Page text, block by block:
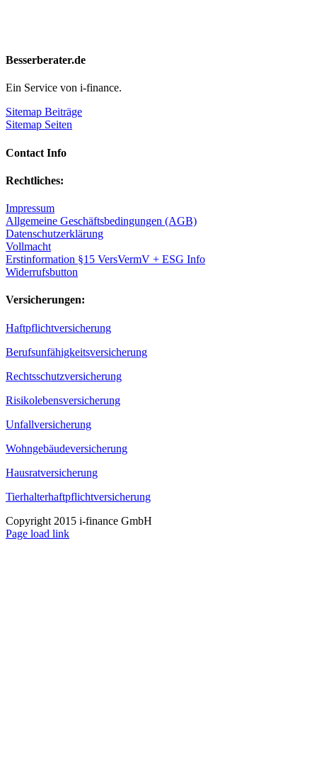
Besserberater.de
Ein Service von i-finance.
Sitemap Beiträge
Sitemap Seiten
Contact Info
Rechtliches:
Impressum
Allgemeine Geschäftsbedingungen (AGB)
Datenschutzerklärung
Vollmacht
Erstinformation §15 VersVermV + ESG Info
Widerrufsbutton
Versicherungen:
Haftpflichtversicherung
Berufsunfähigkeitsversicherung
Rechtsschutzversicherung
Risikolebensversicherung
Unfallversicherung
Wohngebäudeversicherung
Hausratversicherung
Tierhalterhaftpflichtversicherung
Copyright 2015 i-finance GmbH
Page load link